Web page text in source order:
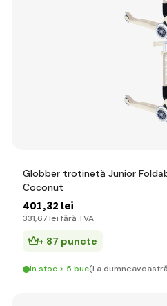
Globber trotinetă Junior
Coconut
401,32 lei
331,67 lei fără TVA
+ 87 puncte
În stoc > 5 buc(La